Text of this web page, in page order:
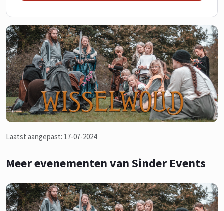
Laatst aangepast: 17-07-2024
Meer evenementen van Sinder Events